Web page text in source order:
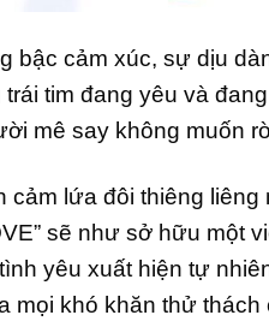
bậc cảm xúc, sự dịu
tim đang yêu và
mê say không muốn
lứa đôi thiêng
sẽ như sở hữu một
yêu xuất hiện tự
khó khăn thử